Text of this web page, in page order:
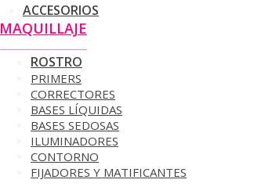
ACCESORIOS
MAQUILLAJE
ROSTRO
PRIMERS
CORRECTORES
BASES LÍQUIDAS
BASES SEDOSAS
ILUMINADORES
CONTORNO
FIJADORES Y MATIFICANTES